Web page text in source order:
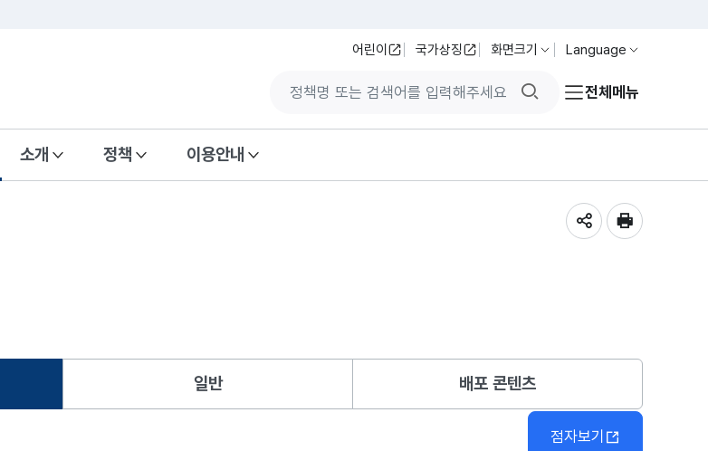
어린이 국가상징 화면크기 Language
검색버튼전체메뉴
소개 정책 이용안내
일반 배포 콘텐츠
점자보기